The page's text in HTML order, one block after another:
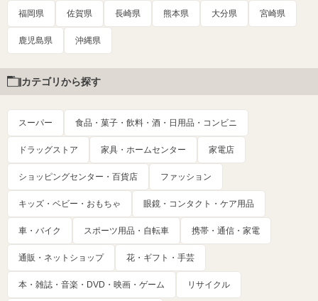
福岡県 佐賀県 長崎県 熊本県 大分県 宮崎県
鹿児島県 沖縄県
カテゴリから探す
スーパー 食品・菓子・飲料・酒・日用品・コンビニ
ドラッグストア 家具・ホームセンター 家電店
ショッピングセンター・百貨店 ファッション
キッズ・ベビー・おもちゃ 眼鏡・コンタクト・ケア用品
車・バイク スポーツ用品・自転車 携帯・通信・家電
通販・ネットショップ 花・ギフト・手芸
本・雑誌・音楽・DVD・映画・ゲーム リサイクル